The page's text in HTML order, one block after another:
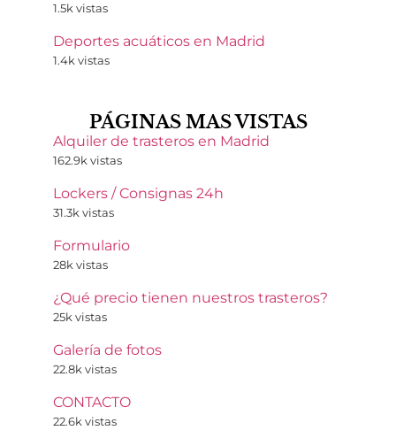
1.5k vistas
Deportes acuáticos en Madrid
1.4k vistas
PÁGINAS MAS VISTAS
Alquiler de trasteros en Madrid
162.9k vistas
Lockers / Consignas 24h
31.3k vistas
Formulario
28k vistas
¿Qué precio tienen nuestros trasteros?
25k vistas
Galería de fotos
22.8k vistas
CONTACTO
22.6k vistas